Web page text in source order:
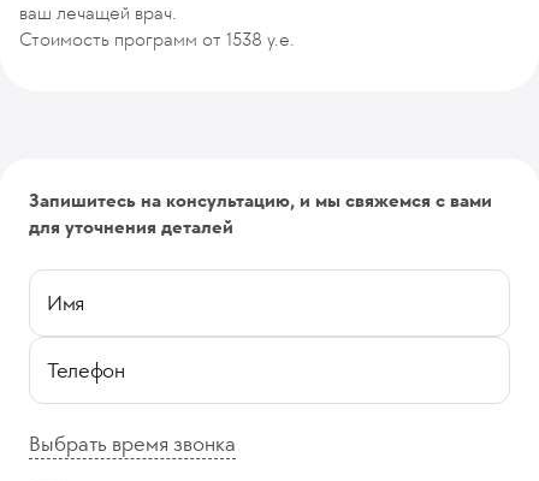
ваш лечащей врач.
Стоимость программ от 1538 у.е.
Запишитесь на консультацию, и мы свяжемся с вами
для уточнения деталей
Имя
Телефон
Выбрать время звонка